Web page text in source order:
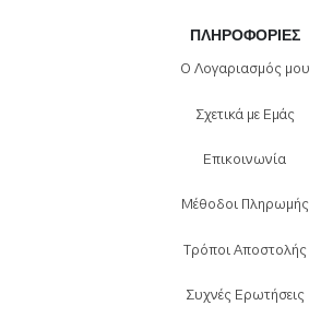
ΠΛΗΡΟΦΟΡΊΕΣ
Ο Λογαριασμός μου
Σχετικά με Εμάς
Επικοινωνία
Μέθοδοι Πληρωμής
Τρόποι Αποστολής
Συχνές Ερωτήσεις